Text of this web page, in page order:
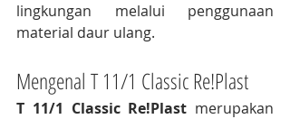
lingkungan melalui penggunaan
material daur ulang.
Mengenal T 11/1 Classic Re!Plast
T 11/1 Classic Re!Plast merupakan